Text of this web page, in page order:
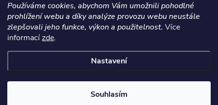
Používáme cookies, abychom Vám umožnili pohodlné
prohlížení webu a díky analýze provozu webu neustále
zlepšovali jeho funkce, výkon a použitelnost. Více
informacízde.
Nastavení
Souhlasím
Copyright 2026
cookies